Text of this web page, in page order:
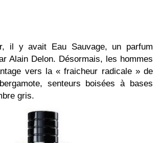
il y avait Eau Sauvage, un parfum
Alain Delon. Désormais, les hommes
vers la « fraicheur radicale » de
senteurs boisées à bases
gris.